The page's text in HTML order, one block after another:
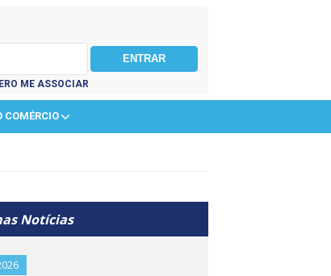
ME ASSOCIAR
COMÉRCIO
Notícias